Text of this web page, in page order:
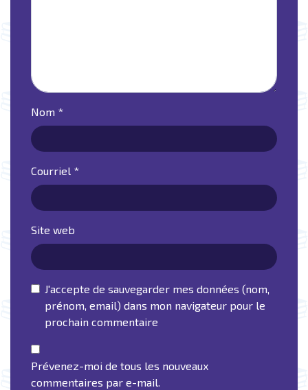
Nom *
Courriel *
Site web
J'accepte de sauvegarder mes données (nom,
prénom, email) dans mon navigateur pour le
prochain commentaire
Prévenez-moi de tous les nouveaux
commentaires par e-mail.